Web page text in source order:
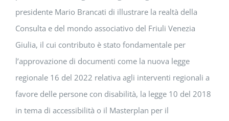
presidente Mario Brancati di illustrare la realtà della
Consulta e del mondo associativo del Friuli Venezia
Giulia, il cui contributo è stato fondamentale per
l’approvazione di documenti come la nuova legge
regionale 16 del 2022 relativa agli interventi regionali a
favore delle persone con disabilità, la legge 10 del 2018
in tema di accessibilità o il Masterplan per il